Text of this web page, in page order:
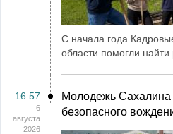
С начала года
области помогли
16:57
6
августа
2026
Молодежь Сахалина
безопасного